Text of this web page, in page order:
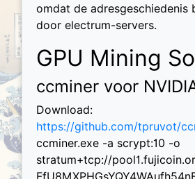
omdat de adresgeschiedenis
door electrum-servers.
GPU Mining
ccminer voor
Download:
https://github.com/tpruvot/
ccminer.exe -a scrypt:10 -o
stratum+tcp://